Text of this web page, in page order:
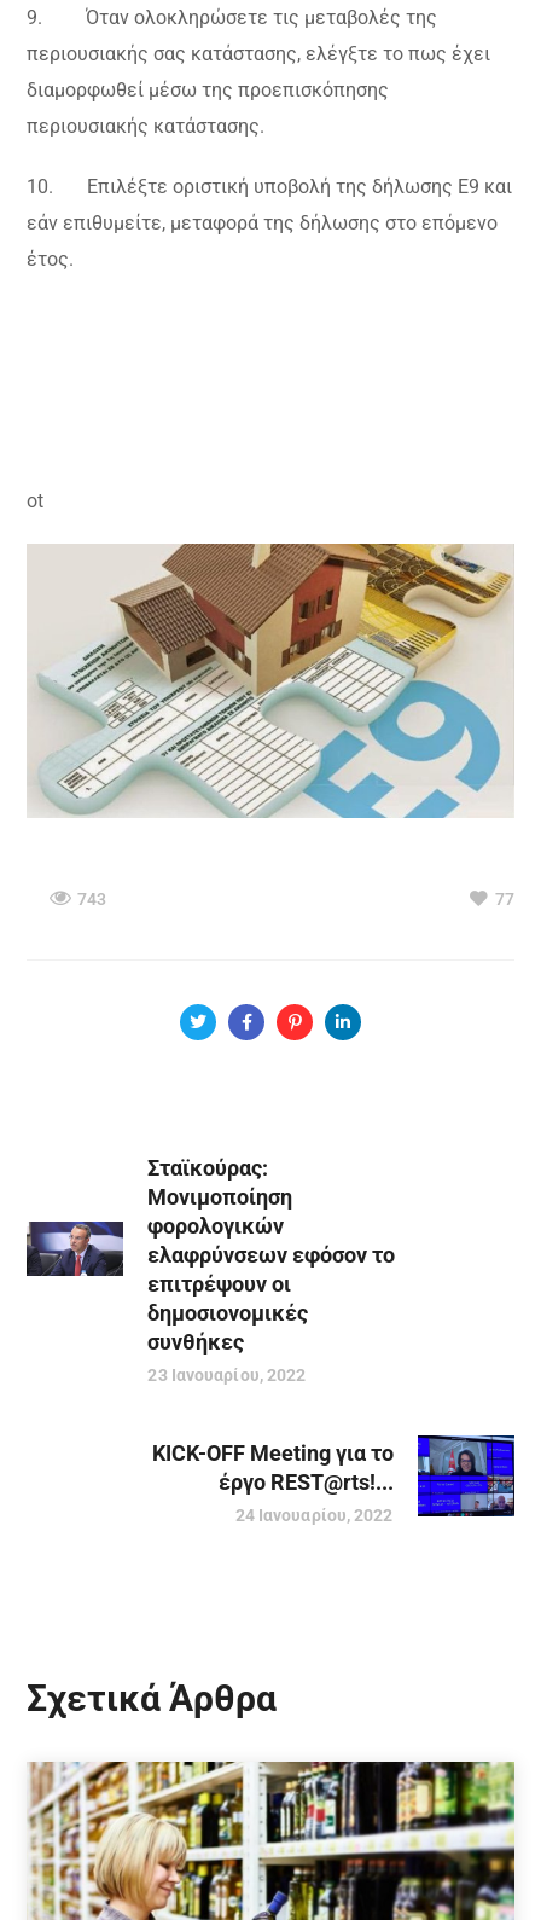
9. Όταν ολοκληρώσετε τις μεταβολές της
περιουσιακής σας κατάστασης, ελέγξτε το πως έχει
διαμορφωθεί μέσω της προεπισκόπησης
περιουσιακής κατάστασης.
10. Επιλέξτε οριστική υποβολή της δήλωσης Ε9 και
εάν επιθυμείτε, μεταφορά της δήλωσης στο επόμενο
έτος.
ot
743 77
Σταϊκούρας:
Μονιμοποίηση
φορολογικών
ελαφρύνσεων εφόσον το
επιτρέψουν οι
δημοσιονομικές
συνθήκες
23 Ιανουαρίου, 2022
KICK-OFF Meeting για το
έργο REST@rts!...
24 Ιανουαρίου, 2022
Σχετικά Άρθρα